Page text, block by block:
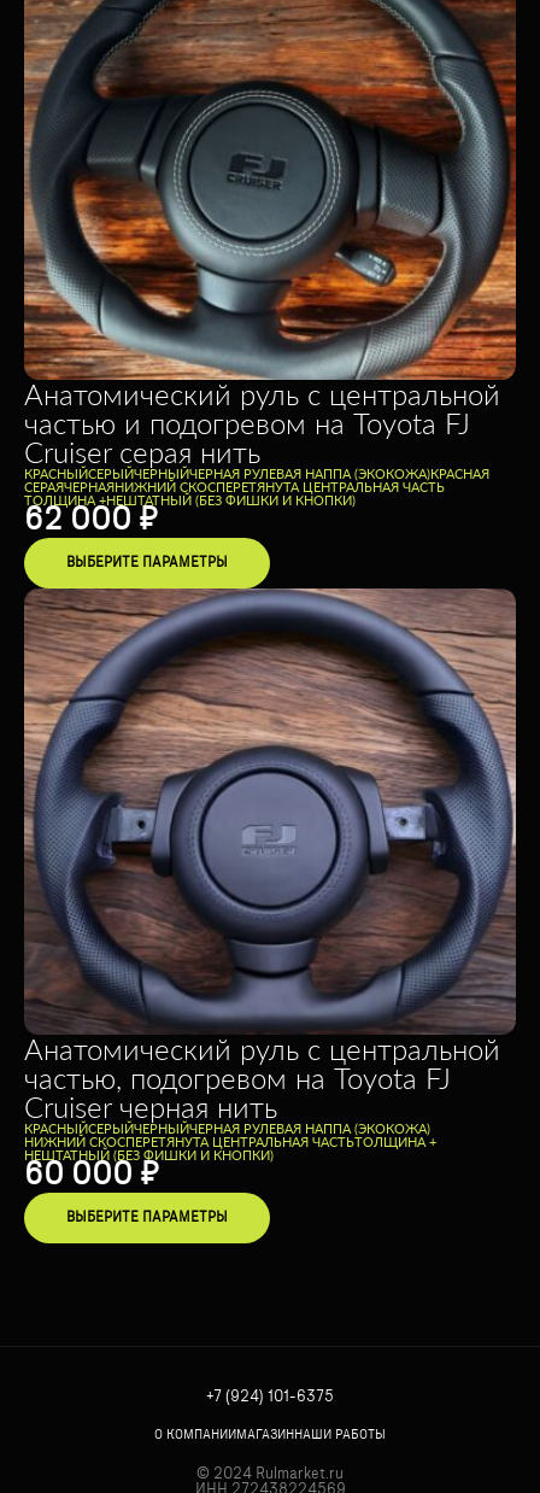
Анатомический руль с центральной
частью и подогревом на Toyota FJ
Cruiser серая нить
КРАСНЫЙСЕРЫЙЧЕРНЫЙЧЕРНАЯ РУЛЕВАЯ НАППА (ЭКОКОЖА)КРАСНАЯ
СЕРАЯЧЕРНАЯНИЖНИЙ СКОСПЕРЕТЯНУТА ЦЕНТРАЛЬНАЯ ЧАСТЬ
ТОЛЩИНА +НЕШТАТНЫЙ (БЕЗ ФИШКИ И КНОПКИ)
62 000 ₽
ВЫБЕРИТЕ ПАРАМЕТРЫ
Анатомический руль с центральной
частью, подогревом на Toyota FJ
Cruiser черная нить
КРАСНЫЙСЕРЫЙЧЕРНЫЙЧЕРНАЯ РУЛЕВАЯ НАППА (ЭКОКОЖА)
НИЖНИЙ СКОСПЕРЕТЯНУТА ЦЕНТРАЛЬНАЯ ЧАСТЬТОЛЩИНА +
НЕШТАТНЫЙ (БЕЗ ФИШКИ И КНОПКИ)
60 000 ₽
ВЫБЕРИТЕ ПАРАМЕТРЫ
+7 (924) 101-6375
О КОМПАНИИ МАГАЗИН НАШИ РАБОТЫ
© 2024 Rulmarket.ru